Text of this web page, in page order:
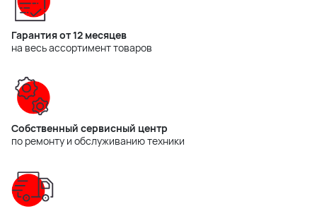
Гарантия от 12 месяцев
на весь ассортимент товаров
Собственный сервисный центр
по ремонту и обслуживанию техники